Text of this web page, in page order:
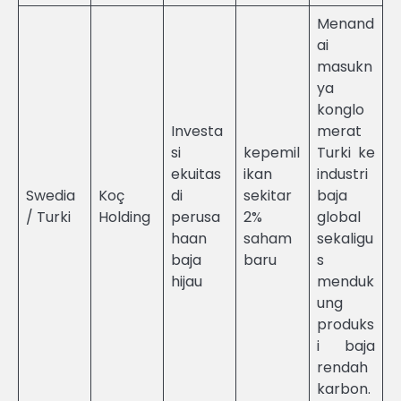
Swedia
/ Turki
Koç
Holding
Investa
si
ekuitas
di
perusa
haan
baja
hijau
kepemil
ikan
sekitar
2%
saham
baru
Menand
ai
masukn
ya
konglo
merat
Turki ke
industri
baja
global
sekaligu
s
menduk
ung
produks
i baja
rendah
karbon.